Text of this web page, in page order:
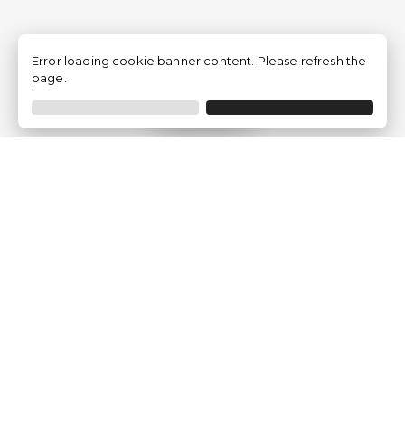
Filtro
Error loading cookie banner content. Please refresh the
page.